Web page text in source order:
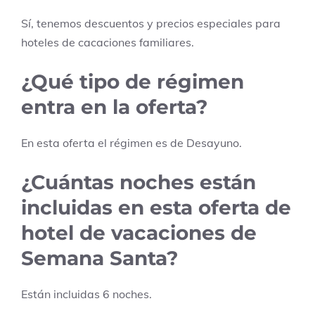
Sí, tenemos descuentos y precios especiales para
hoteles de cacaciones familiares.
¿Qué tipo de régimen
entra en la oferta?
En esta oferta el régimen es de Desayuno.
¿Cuántas noches están
incluidas en esta oferta de
hotel de vacaciones de
Semana Santa?
Están incluidas 6 noches.